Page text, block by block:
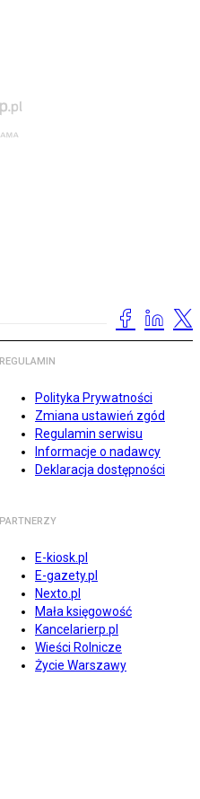
REGULAMIN
Polityka Prywatności
Zmiana ustawień zgód
Regulamin serwisu
Informacje o nadawcy
Deklaracja dostępności
PARTNERZY
E-kiosk.pl
E-gazety.pl
Nexto.pl
Mała księgowość
Kancelarierp.pl
Wieści Rolnicze
Życie Warszawy